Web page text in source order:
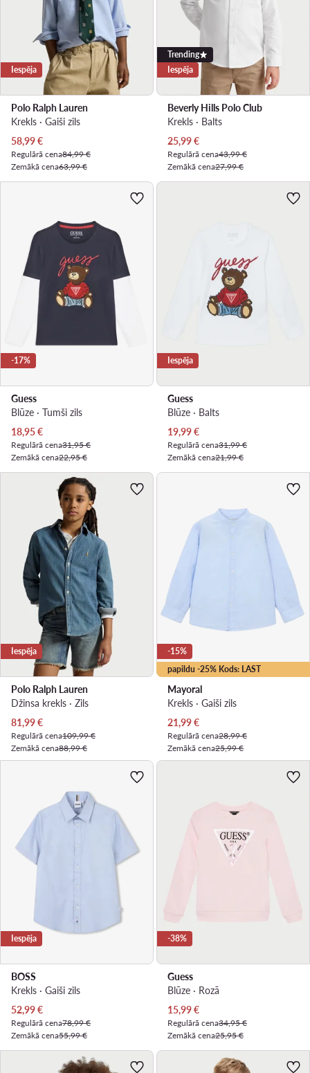
Iespēja
Polo Ralph Lauren
Krekls · Gaiši zils
Pašreizējā cena
58,99€
Regulārā cena84,99 €
Zemākā cena63,99 €
Trending
Iespēja
Beverly Hills Polo Club
Krekls · Balts
Pašreizējā cena
25,99€
Regulārā cena43,99 €
Zemākā cena27,99 €
-17%
Guess
Blūze · Tumši zils
Pašreizējā cena
18,95€
Regulārā cena31,95 €
Zemākā cena22,95 €
Iespēja
Guess
Blūze · Balts
Pašreizējā cena
19,99€
Regulārā cena31,99 €
Zemākā cena21,99 €
Iespēja
Polo Ralph Lauren
Džinsa krekls · Zils
Pašreizējā cena
81,99€
Regulārā cena109,99 €
Zemākā cena88,99 €
papildu -25% Kods: LAST
-15%
Mayoral
Krekls · Gaiši zils
Pašreizējā cena
21,99€
Regulārā cena28,99 €
Zemākā cena25,99 €
Iespēja
BOSS
Krekls · Gaiši zils
Pašreizējā cena
52,99€
Regulārā cena78,99 €
Zemākā cena55,99 €
-38%
Guess
Blūze · Rozā
Pašreizējā cena
15,99€
Regulārā cena34,95 €
Zemākā cena25,95 €